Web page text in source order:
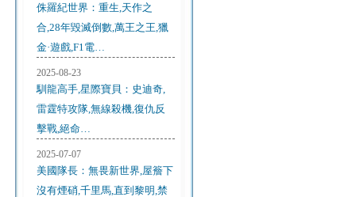
侏羅紀世界：重生,天作之
合,28年毀滅倒數,萬王之王,獵
金·遊戲,F1電…
2025-08-23
馴龍高手,星際寶貝：史迪奇,
雷霆特攻隊,無線殺機,復仇反
擊戰,絕命…
2025-07-07
美國隊長：無畏新世界,屋簷下
沒有煙硝,千里馬,直到黎明,禁